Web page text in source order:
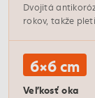
Dvojitá
rokov, takže
6×6 cm
Veľkosť oka